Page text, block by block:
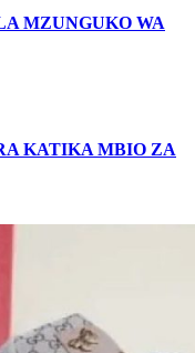
MZUNGUKO WA
KATIKA MBIO ZA